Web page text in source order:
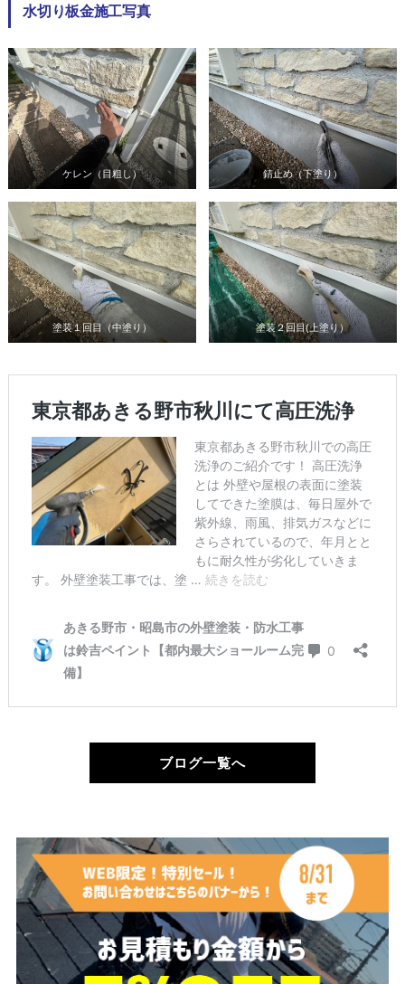
水切り板金施工写真
ケレン（目粗し） 錆止め（下塗り）
塗装１回目（中塗り） 塗装２回目(上塗り）
ブログ一覧へ